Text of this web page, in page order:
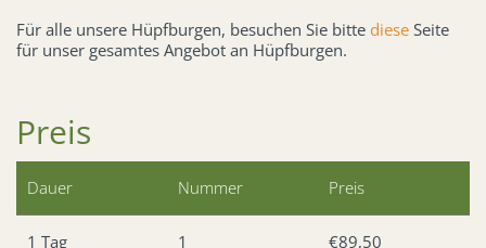
Für alle unsere Hüpfburgen, besuchen Sie bitte diese Seite
für unser gesamtes Angebot an Hüpfburgen.
Preis
Dauer Nummer Preis
1 Tag 1
€89,50